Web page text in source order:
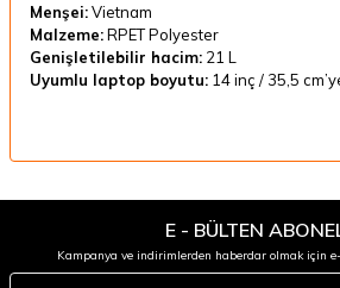
Menşei:Vietnam
Malzeme:RPET Polyester
Genişletilebilir hacim: 21 L
Uyumlu laptop boyutu: 14 inç / 35,5
E - BÜLTEN
Kampanya ve indirimlerden haberdar olmak için